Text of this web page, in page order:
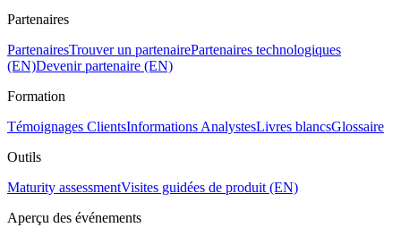
Partenaires
PartenairesTrouver un partenairePartenaires technologiques
(EN)Devenir partenaire (EN)
Formation
Témoignages ClientsInformations AnalystesLivres blancsGlossaire
Outils
Maturity assessmentVisites guidées de produit (EN)
Aperçu des événements